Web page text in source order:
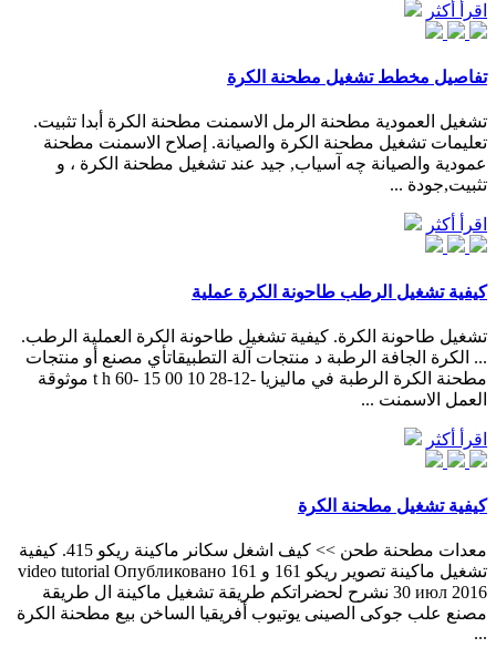
اقرأ أكثر
تفاصيل مخطط تشغيل مطحنة الكرة
تشغيل العمودية مطحنة الرمل الاسمنت مطحنة الكرة أبدا تثبيت.
تعليمات تشغيل مطحنة الكرة والصيانة. إصلاح الاسمنت مطحنة
عمودية والصيانة چه آسیاب, جيد عند تشغيل مطحنة الكرة ، و
تثبيت,جودة ...
اقرأ أكثر
كيفية تشغيل الرطب طاحونة الكرة عملية
تشغيل طاحونة الكرة. كيفية تشغيل طاحونة الكرة العملية الرطب.
... الكرة الجافة الرطبة د منتجات آلة التطبيقاتأي مصنع أو منتجات
مطحنة الكرة الرطبة في ماليزيا -12-28 10 00 15 -60 t h موثوقة
العمل الاسمنت ...
اقرأ أكثر
كيفية تشغيل مطحنة الكرة
معدات مطحنة طحن >> كيف اشغل سكانر ماكينة ريكو 415. كيفية
تشغيل ماكينة تصوير ريكو 161 و 161 video tutorial Опубликовано
30 июл 2016 نشرح لحضراتكم طريقة تشغيل ماكينة ال طريقة
مصنع علب جوكى الصينى يوتيوب أفريقيا الساخن بيع مطحنة الكرة
...